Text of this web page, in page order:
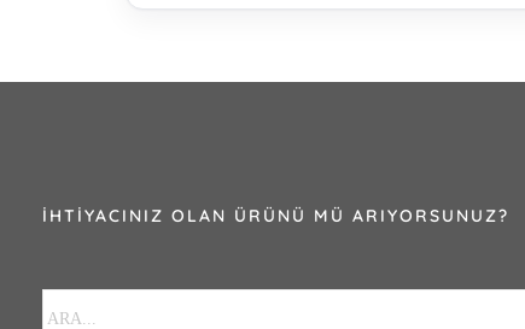
İHTIYACINIZ OLAN ÜRÜNÜ MÜ ARIYORSUNUZ?